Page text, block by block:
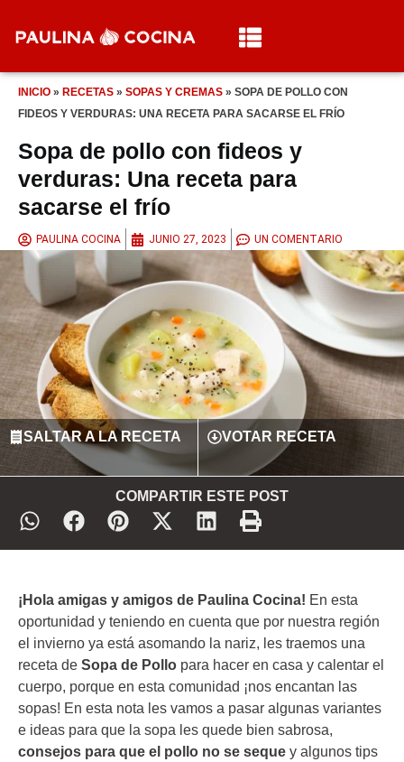
INICIO » RECETAS » SOPAS Y CREMAS » SOPA DE POLLO CON
FIDEOS Y VERDURAS: UNA RECETA PARA SACARSE EL FRÍO
Sopa de pollo con fideos y
verduras: Una receta para
sacarse el frío
PAULINA COCINA JUNIO 27, 2023 UN COMENTARIO
SALTAR A LA RECETA VOTAR RECETA
COMPARTIR ESTE POST
¡Hola amigas y amigos de Paulina Cocina! En esta
oportunidad y teniendo en cuenta que por nuestra región
el invierno ya está asomando la nariz, les traemos una
receta de Sopa de Pollo para hacer en casa y calentar el
cuerpo, porque en esta comunidad ¡nos encantan las
sopas! En esta nota les vamos a pasar algunas variantes
e ideas para que la sopa les quede bien sabrosa,
consejos para que el pollo no se seque y algunos tips